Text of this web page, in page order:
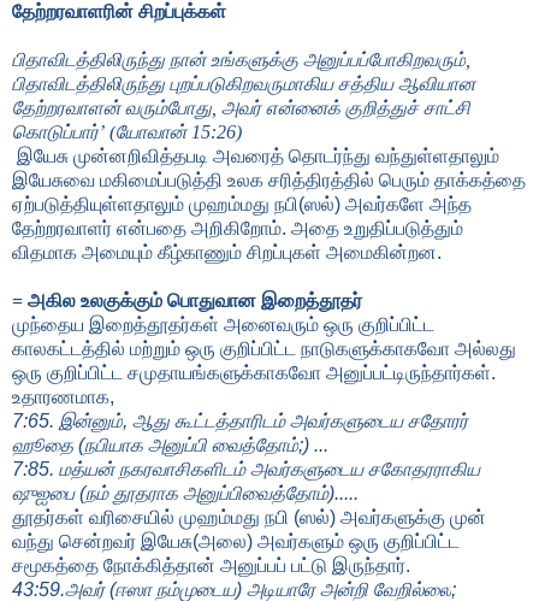
தேற்றரவாளரின் சிறப்புக்கள்
பிதாவிடத்திலிருந்து நான் உங்களுக்கு அனுப்பப்போகிறவரும்
பிதாவிடத்திலிருந்து புறப்படுகிறவருமாகிய சத்திய ஆவியான
தேற்றரவாளன் வரும்போது அவர் என்னைக் குறித்துச் சாட்சி
கொடுப்பார்’ (யோவான் 15:26)
இயேசு முன்னறிவித்தபடி அவரைத் தொடர்ந்து வந்துள்ளதாலும்
இயேசுவை மகிமைப்படுத்தி உலக சரித்திரத்தில் பெரும் தாக்கத்தை
ஏற்படுத்தியுள்ளதாலும் முஹம்மது நபி(ஸல்) அவர்களே அந்த
தேற்றரவாளர் என்பதை அறிகிறோம். அதை உறுதிப்படுத்தும்
விதமாக அமையும் கீழ்காணும் சிறப்புகள் அமைகின்றன.
= அகில உலகுக்கும் பொதுவான இறைத்தூதர்
முந்தைய இறைத்தூதர்கள் அனைவரும் ஒரு குறிப்பிட்ட
காலகட்டத்தில் மற்றும் ஒரு குறிப்பிட்ட நாடுகளுக்காகவோ அல்லது
ஒரு குறிப்பிட்ட சமுதாயங்களுக்காகவோ அனுப்பட்டிருந்தார்கள்.
உதாரணமாக,
7:65. இன்னும், ஆது கூட்டத்தாரிடம் அவர்களுடைய சதோரர்
ஹூதை (நபியாக அனுப்பி வைத்தோம்;) ...
7:85. மத்யன் நகரவாசிகளிடம் அவர்களுடைய சகோதரராகிய
ஷுஐபை (நம் தூதராக அனுப்பிவைத்தோம்).....
தூதர்கள் வரிசையில் முஹம்மது நபி (ஸல்) அவர்களுக்கு முன்
வந்து சென்றவர் இயேசு(அலை) அவர்களும் ஒரு குறிப்பிட்ட
சமூகத்தை நோக்கித்தான் அனுப்பப் பட்டு இருந்தார்.
43:59.அவர் (ஈஸா நம்முடைய) அடியாரே அன்றி வேறில்லை;